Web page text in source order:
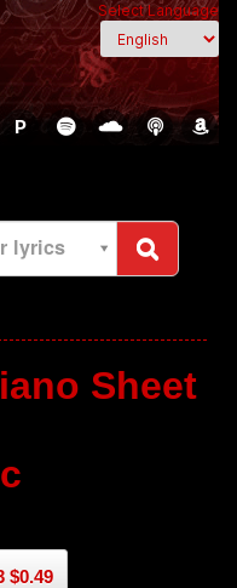
Select Language
P
lyrics
Sheet
$0.49